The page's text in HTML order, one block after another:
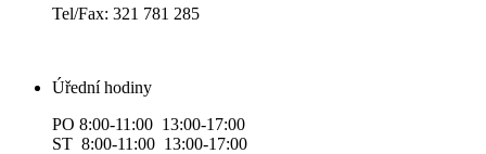
Tel/Fax: 321 781 285
Úřední hodiny
PO 8:00-11:00 13:00-17:00
ST 8:00-11:00 13:00-17:00